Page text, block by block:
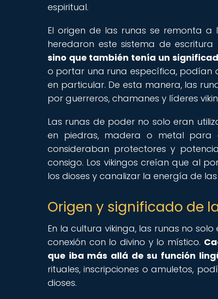
espiritual.
El origen de las runas se remonta a
heredaron este sistema de escritura
sino que también tenía un
o portar una runa específica, podían
en particular. De esta manera, las
por guerreros, chamanes y líderes
Las runas de poder no solo eran
en piedras, madera o metal para
consideraban protectores y
consigo. Los vikingos creían que al
los dioses y canalizar la energía de
Origen y significado de
En la cultura vikinga, las runas no
conexión con lo divino y lo místico.
que iba más allá de su función
rituales, inscripciones o amuletos,
dioses.